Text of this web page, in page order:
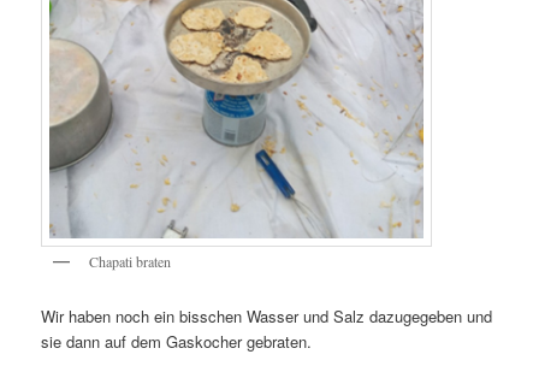
Chapati braten
Wir haben noch ein bisschen Wasser und Salz dazugegeben und
sie dann auf dem Gaskocher gebraten.